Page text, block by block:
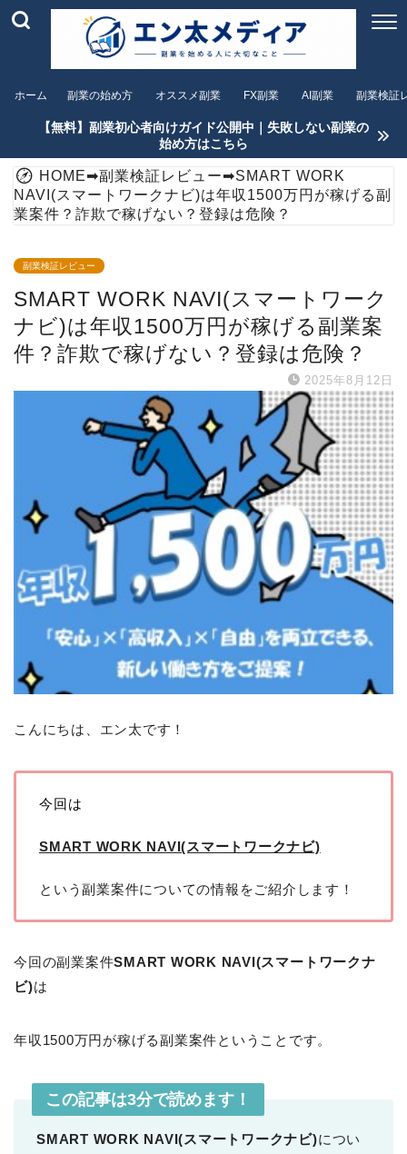
ホーム 副業の始め方 オススメ副業 FX副業 AI副業 副業検証
【無料】副業初心者向けガイド公開中｜失敗しない副業の
始め方はこちら
HOME➡副業検証レビュー➡SMART WORK
NAVI(スマートワークナビ)は年収1500万円が稼げる副
業案件？詐欺で稼げない？登録は危険？
副業検証レビュー
SMART WORK NAVI(スマートワーク
ナビ)は年収1500万円が稼げる副業案
件？詐欺で稼げない？登録は危険？
2025年8月12日
こんにちは、エン太です！
今回は
SMART WORK NAVI(スマートワークナビ)
という副業案件についての情報をご紹介します！
今回の副業案件SMART WORK NAVI(スマートワークナ
ビ)は
年収1500万円が稼げる副業案件ということです。
この記事は3分で読めます！
SMART WORK NAVI(スマートワークナビ)につい